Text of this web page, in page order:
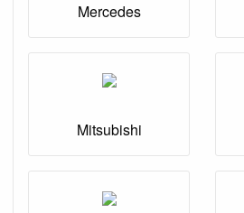
Mercedes
Mitsubishi